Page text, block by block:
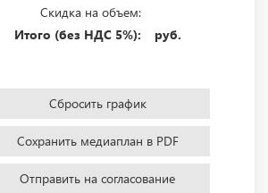
Скидка на объем:
Итого (без НДС 5%):
руб.
Сбросить график
Сохранить медиаплан в PDF
Отправить на согласование